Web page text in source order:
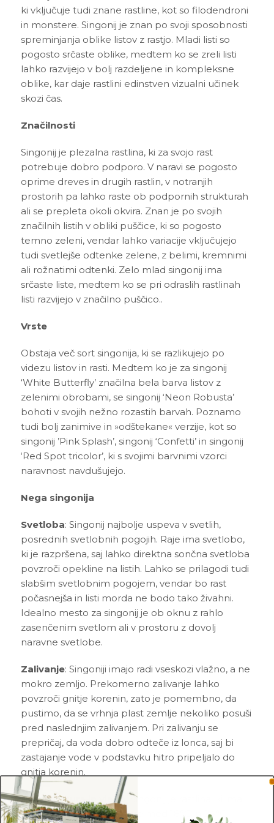
ki vključuje tudi znane rastline, kot so filodendroni
in monstere. Singonij je znan po svoji sposobnosti
spreminjanja oblike listov z rastjo. Mladi listi so
pogosto srčaste oblike, medtem ko se zreli listi
lahko razvijejo v bolj razdeljene in kompleksne
oblike, kar daje rastlini edinstven vizualni učinek
skozi čas.
Značilnosti
Singonij je plezalna rastlina, ki za svojo rast
potrebuje dobro podporo. V naravi se pogosto
oprime dreves in drugih rastlin, v notranjih
prostorih pa lahko raste ob podpornih strukturah
ali se prepleta okoli okvira. Znan je po svojih
značilnih listih v obliki puščice, ki so pogosto
temno zeleni, vendar lahko variacije vključujejo
tudi svetlejše odtenke zelene, z belimi, kremnimi
ali rožnatimi odtenki. Zelo mlad singonij ima
srčaste liste, medtem ko se pri odraslih rastlinah
listi razvijejo v značilno puščico..
Vrste
Obstaja več sort singonija, ki se razlikujejo po
videzu listov in rasti. Medtem ko je za singonij
‘White Butterfly’ značilna bela barva listov z
zelenimi obrobami, se singonij ‘Neon Robusta’
bohoti v svojih nežno rozastih barvah. Poznamo
tudi bolj zanimive in »odštekane« verzije, kot so
singonij ’Pink Splash’, singonij ‘Confetti’ in singonij
‘Red Spot tricolor’, ki s svojimi barvnimi vzorci
naravnost navdušujejo.
Nega singonija
Svetloba: Singonij najbolje uspeva v svetlih,
posrednih svetlobnih pogojih. Raje ima svetlobo,
ki je razpršena, saj lahko direktna sončna svetloba
povzroči opekline na listih. Lahko se prilagodi tudi
slabšim svetlobnim pogojem, vendar bo rast
počasnejša in listi morda ne bodo tako živahni.
Idealno mesto za singonij je ob oknu z rahlo
zasenčenim svetlom ali v prostoru z dovolj
naravne svetlobe.
Zalivanje: Singoniji imajo radi vseskozi vlažno, a ne
mokro zemljo. Prekomerno zalivanje lahko
povzroči gnitje korenin, zato je pomembno, da
pustimo, da se vrhnja plast zemlje nekoliko posuši
pred naslednjim zalivanjem. Pri zalivanju se
prepričaj, da voda dobro odteče iz lonca, saj bi
zastajanje vode v podstavku hitro pripeljalo do
gnitja korenin.
Temperatura in vlaga
: Singonij je rastlina, ki ima
rada zmerne temperature med 18°C in 24°C.
Dodaj v košarico
Preberi prispevek